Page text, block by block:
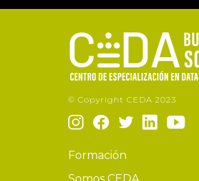
© Copyright CEDA 2023
Formación